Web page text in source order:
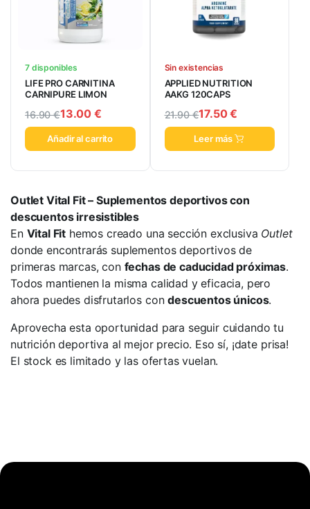
7 disponibles
LIFE PRO CARNITINA
CARNIPURE LIMON
16.90€13.00 €
Añadir al carrito
Sin existencias
APPLIED NUTRITION
AAKG 120CAPS
21.90€17.50€
Leer más
Outlet Vital Fit – Suplementos deportivos con
descuentos irresistibles
En Vital Fit hemos creado una sección exclusiva Outlet
donde encontrarás suplementos deportivos de
primeras marcas, con fechas de caducidad próximas.
Todos mantienen la misma calidad y eficacia, pero
ahora puedes disfrutarlos condescuentos únicos.
Aprovecha esta oportunidad para seguir cuidando tu
nutrición deportiva al mejor precio. Eso sí, ¡date prisa!
El stock es limitado y las ofertas vuelan.